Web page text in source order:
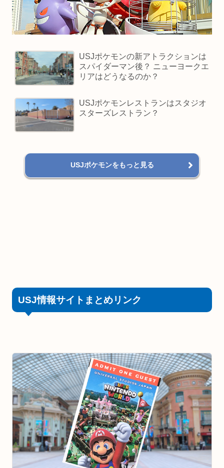
USJポケモンの新アトラクションは
スパイダーマン後？ ニューヨークエ
リアはどうなるのか？
USJポケモンレストランはスタジオ
スターズレストラン？
USJポケモンをもっと見る
USJ情報サイトまとめリンク